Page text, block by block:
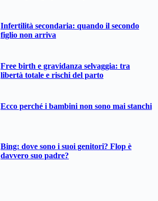
Infertilità secondaria: quando il secondo
figlio non arriva
Free birth e gravidanza selvaggia: tra
libertà totale e rischi del parto
Ecco perché i bambini non sono mai stanchi
Bing: dove sono i suoi genitori? Flop è
davvero suo padre?